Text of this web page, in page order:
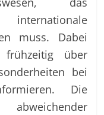
muss. Dabei
über
bei
Die